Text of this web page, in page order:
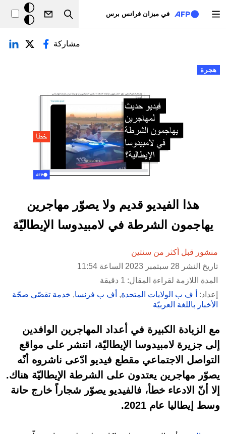
في ميزان فرانس برس
Search
خلفيّة
داكنة
التبويبات الأساسية
هجرة
مشاركة
هذا الفيديو قديم ولا يصوّر مهاجرين
يهاجمون الشرطة في لامبيدوسا الإيطاليّة
منشور قبل أكثر من سنتين
تاريخ النشر 28 سبتمبر 2023 الساعة 11:54
المدة اللازمة لقراءة المقال: 1 دقيقة
إعداد:
أ ف ب الولايات المتحدة, أف ب فرنسا, خدمة تقصّي صحّة
الأخبار باللغة العربيّة
مع الزيادة الكبيرة في أعداد المهاجرين الوافدين
إلى جزيرة لامبيدوسا الإيطاليّة، انتشر على مواقع
التواصل الاجتماعي مقطع فيديو ادّعى ناشروه أنّه
يصوّر مهاجرين يعتدون على الشرطة الإيطاليّة هناك.
إلا أنّ الادعاء خطأ، فالفيديو يصوّر شجاراً خارج حانة
وسط إيطاليا عام 2021.